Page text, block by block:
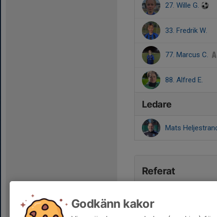
27. Wille G.
33. Fredrik W.
77. Marcus C.
88. Alfred E.
Ledare
Mats
Referat
Godkänn kakor